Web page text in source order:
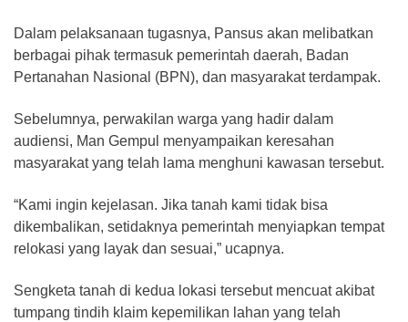
Dalam pelaksanaan tugasnya, Pansus akan melibatkan
berbagai pihak termasuk pemerintah daerah, Badan
Pertanahan Nasional (BPN), dan masyarakat terdampak.
Sebelumnya, perwakilan warga yang hadir dalam
audiensi, Man Gempul menyampaikan keresahan
masyarakat yang telah lama menghuni kawasan tersebut.
“Kami ingin kejelasan. Jika tanah kami tidak bisa
dikembalikan, setidaknya pemerintah menyiapkan tempat
relokasi yang layak dan sesuai,” ucapnya.
Sengketa tanah di kedua lokasi tersebut mencuat akibat
tumpang tindih klaim kepemilikan lahan yang telah